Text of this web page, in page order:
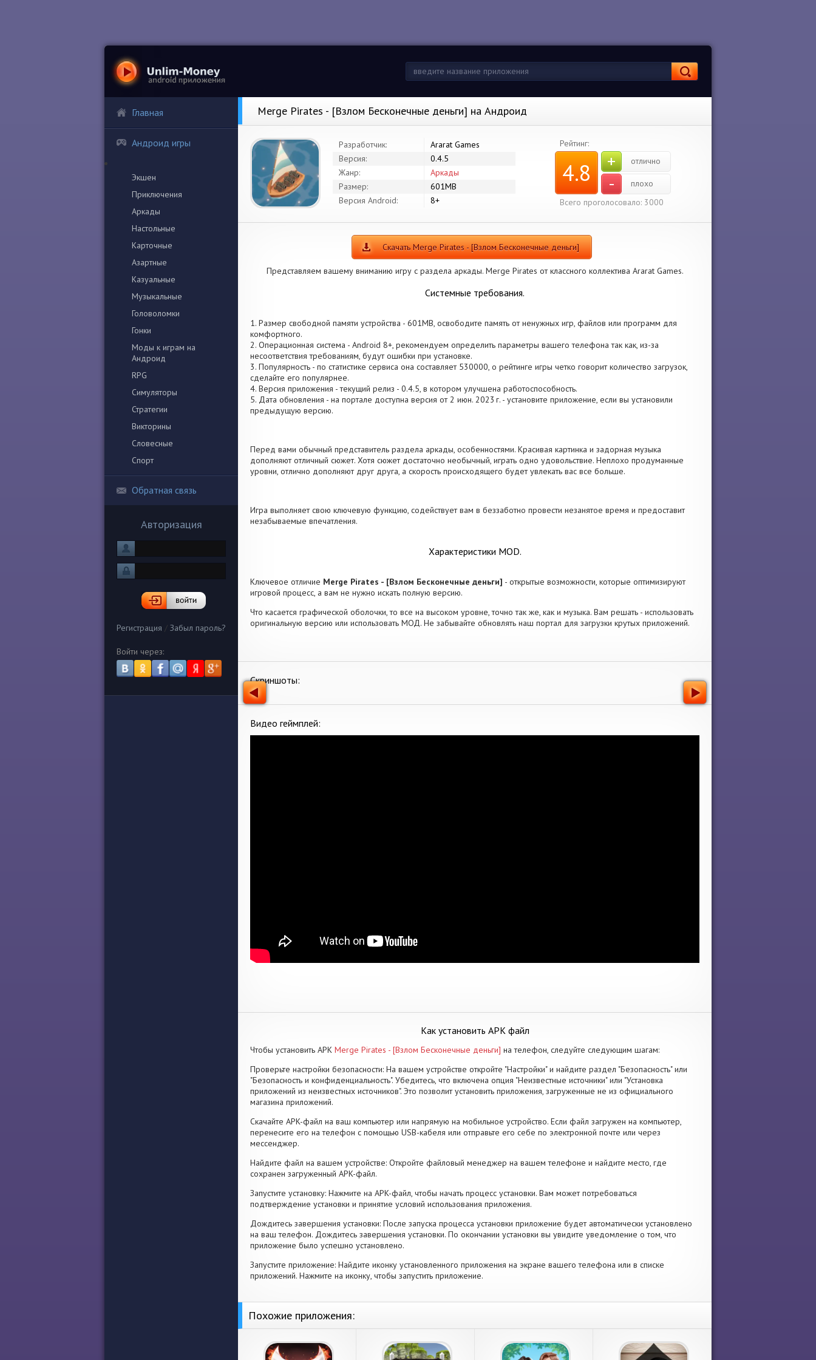
Главная
Андроид игры
Экшен
Приключения
Аркады
Настольные
Карточные
Азартные
Казуальные
Музыкальные
Головоломки
Гонки
Моды к играм на
Андроид
RPG
Симуляторы
Стратегии
Викторины
Словесные
Спорт
Обратная связь
Авторизация
Регистрация / Забыл пароль?
Войти через:
Merge Pirates - [Взлом Бесконечные деньги] на Андроид
Разработчик:
Ararat Games
Версия:
0.4.5
Жанр:
Аркады
Размер:
601MB
Версия Android:
8+
Рейтинг:
4.8 + отлично
-
плохо
Всего проголосовало: 3000
Скачать Merge Pirates - [Взлом Бесконечные деньги]
Представляем вашему вниманию игру с раздела аркады. Merge Pirates от классного коллектива Ararat Games.
Системные требования.
1. Размер свободной памяти устройства - 601MB, освободите память от ненужных игр, файлов или программ для
комфортного.
2. Операционная система - Android 8+, рекомендуем определить параметры вашего телефона так как, из-за
несоответствия требованиям, будут ошибки при установке.
3. Популярность - по статистике сервиса она составляет 530000, о рейтинге игры четко говорит количество загрузок,
сделайте его популярнее.
4. Версия приложения - текущий релиз - 0.4.5, в котором улучшена работоспособность.
5. Дата обновления - на портале доступна версия от 2 июн. 2023 г. - установите приложение, если вы установили
предыдущую версию.
Перед вами обычный представитель раздела аркады, особенностями. Красивая картинка и задорная музыка
дополняют отличный сюжет. Хотя сюжет достаточно необычный, играть одно удовольствие. Неплохо продуманные
уровни, отлично дополняют друг друга, а скорость происходящего будет увлекать вас все больше.
Игра выполняет свою ключевую функцию, содействует вам в беззаботно провести незанятое время и предоставит
незабываемые впечатления.
Характеристики MOD.
Ключевое отличие Merge Pirates - [Взлом Бесконечные деньги] - открытые возможности, которые оптимизируют
игровой процесс, а вам не нужно искать полную версию.
Что касается графической оболочки, то все на высоком уровне, точно так же, как и музыка. Вам решать - использовать
оригинальную версию или использовать МОД. Не забывайте обновлять наш портал для загрузки крутых приложений.
Скриншоты:
Видео геймплей:
Как установить APK файл
Чтобы установить APK Merge Pirates - [Взлом Бесконечные деньги] на телефон, следуйте следующим шагам:
Проверьте настройки безопасности: На вашем устройстве откройте "Настройки" и найдите раздел "Безопасность" или
"Безопасность и конфиденциальность". Убедитесь, что включена опция "Неизвестные источники" или "Установка
приложений из неизвестных источников". Это позволит установить приложения, загруженные не из официального
магазина приложений.
Скачайте APK-файл на ваш компьютер или напрямую на мобильное устройство. Если файл загружен на компьютер,
перенесите его на телефон с помощью USB-кабеля или отправьте его себе по электронной почте или через
мессенджер.
Найдите файл на вашем устройстве: Откройте файловый менеджер на вашем телефоне и найдите место, где
сохранен загруженный APK-файл.
Запустите установку: Нажмите на APK-файл, чтобы начать процесс установки. Вам может потребоваться
подтверждение установки и принятие условий использования приложения.
Дождитесь завершения установки: После запуска процесса установки приложение будет автоматически установлено
на ваш телефон. Дождитесь завершения установки. По окончании установки вы увидите уведомление о том, что
приложение было успешно установлено.
Запустите приложение: Найдите иконку установленного приложения на экране вашего телефона или в списке
приложений. Нажмите на иконку, чтобы запустить приложение.
Похожие приложения: